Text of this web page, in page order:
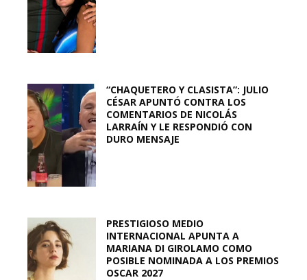
“CHAQUETERO Y CLASISTA”: JULIO
CÉSAR APUNTÓ CONTRA LOS
COMENTARIOS DE NICOLÁS
LARRAÍN Y LE RESPONDIÓ CON
DURO MENSAJE
PRESTIGIOSO MEDIO
INTERNACIONAL APUNTA A
MARIANA DI GIROLAMO COMO
POSIBLE NOMINADA A LOS PREMIOS
OSCAR 2027